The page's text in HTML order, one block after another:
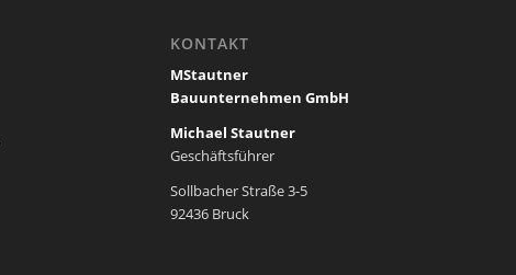
KONTAKT
MStautner
Bauunternehmen GmbH
Michael Stautner
Geschäftsführer
Sollbacher Straße 3-5
92436 Bruck